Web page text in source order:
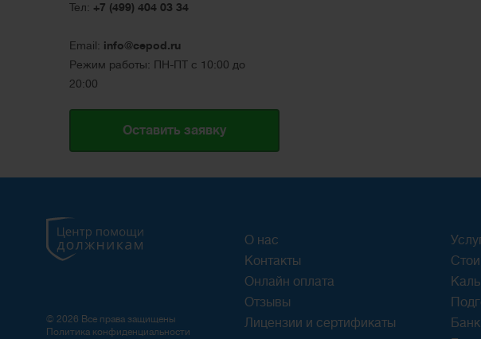
Тел: +7 (499) 404 03 34
Email: info@cepod.ru
Режим работы: ПН-ПТ с 10:00 до
20:00
Оставить заявку
© 2026 Все права защищены
Политика конфиденциальности
О нас
Контакты
Онлайн оплата
Отзывы
Лицензии и сертификаты